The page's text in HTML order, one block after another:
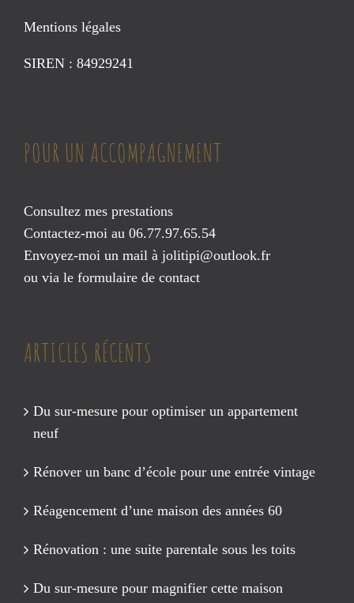
Mentions légales
SIREN : 84929241
POUR UN ACCOMPAGNEMENT
Consultez mes prestations
Contactez-moi au 06.77.97.65.54
Envoyez-moi un mail à jolitipi@outlook.fr
ou via le formulaire de contact
ARTICLES RÉCENTS
Du sur-mesure pour optimiser un appartement
neuf
Rénover un banc d’école pour une entrée vintage
Réagencement d’une maison des années 60
Rénovation : une suite parentale sous les toits
Du sur-mesure pour magnifier cette maison